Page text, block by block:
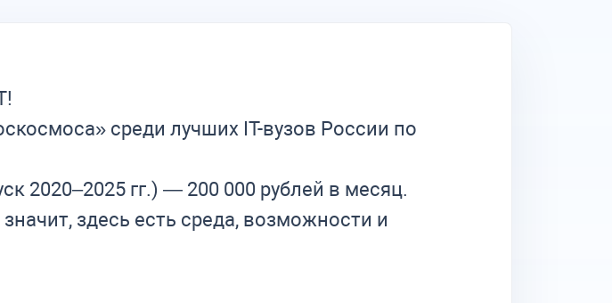
среди лучших IT-вузов России по
2020–2025 гг.) — 200 000 рублей в месяц.
здесь есть среда, возможности и